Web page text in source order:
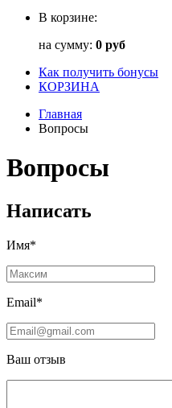
В корзине:
на сумму: 0 руб
Как получить бонусы
КОРЗИНА
Главная
Вопросы
Вопросы
Написать
Имя*
Email*
Ваш отзыв